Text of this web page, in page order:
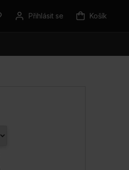
Přihlásit se Košík